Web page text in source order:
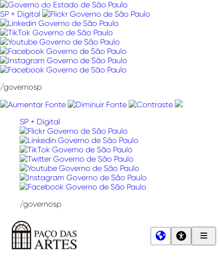
Pular
para
o
conteúdo
SP + Digital
/governosp
SP + Digital
/governosp